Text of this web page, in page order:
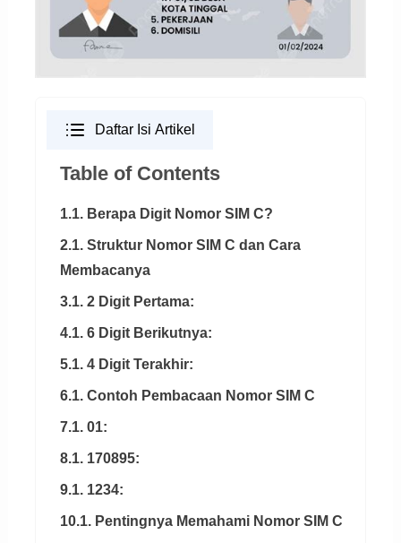
Daftar Isi Artikel
Table of Contents
1.1. Berapa Digit Nomor SIM C?
2.1. Struktur Nomor SIM C dan Cara
Membacanya
3.1. 2 Digit Pertama:
4.1. 6 Digit Berikutnya:
5.1. 4 Digit Terakhir:
6.1. Contoh Pembacaan Nomor SIM C
7.1. 01:
8.1. 170895:
9.1. 1234:
10.1. Pentingnya Memahami Nomor SIM C